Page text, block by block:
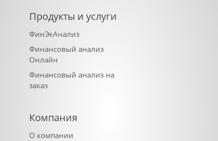
Продукты и услуги
ФинЭкАнализ
Финансовый анализ
Онлайн
Финансовый анализ на
заказ
Компания
О компании